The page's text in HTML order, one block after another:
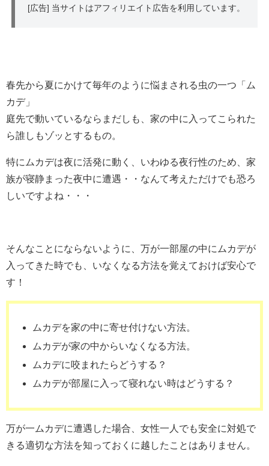
[広告] 当サイトはアフィリエイト広告を利用しています。
春先から夏にかけて毎年のように悩まされる虫の一つ「ム
カデ」
庭先で動いているならまだしも、家の中に入ってこられた
ら誰しもゾッとするもの。
特にムカデは夜に活発に動く、いわゆる夜行性のため、家
族が寝静まった夜中に遭遇・・なんて考えただけでも恐ろ
しいですよね・・・
そんなことにならないように、万が一部屋の中にムカデが
入ってきた時でも、いなくなる方法を覚えておけば安心で
す！
ムカデを家の中に寄せ付けない方法。
ムカデが家の中からいなくなる方法。
ムカデに咬まれたらどうする？
ムカデが部屋に入って寝れない時はどうする？
万が一ムカデに遭遇した場合、女性一人でも安全に対処で
きる適切な方法を知っておくに越したことはありません。